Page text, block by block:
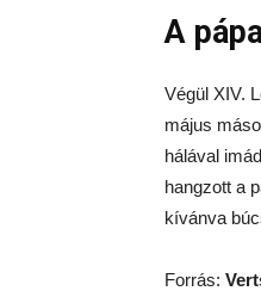
A
Végül XIV.
május
hálával
hangzott a
kívánva
Forrás: